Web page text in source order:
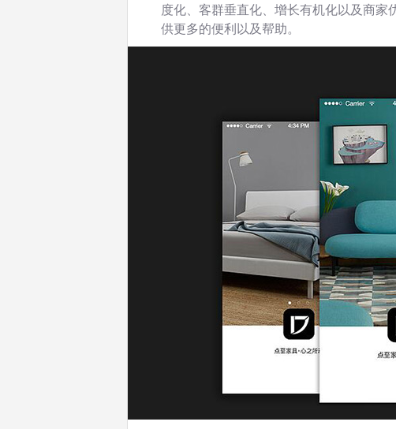
度化、客群垂直化、增长有机化以及商
供更多的便利以及帮助。